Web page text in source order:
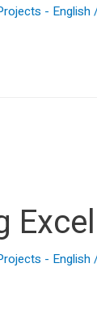
- English
- English